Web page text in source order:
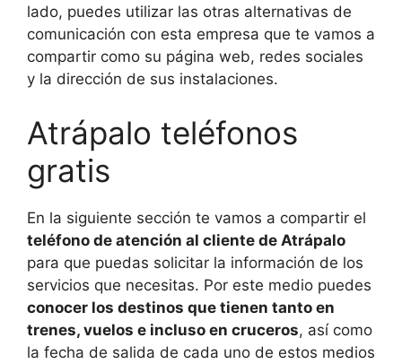
lado, puedes utilizar las otras alternativas de
comunicación con esta empresa que te vamos a
compartir como su página web, redes sociales
y la dirección de sus instalaciones.
Atrápalo teléfonos
gratis
En la siguiente sección te vamos a compartir el
teléfono de atención al cliente de Atrápalo
para que puedas solicitar la información de los
servicios que necesitas. Por este medio puedes
conocer los destinos que tienen tanto en
trenes, vuelos e incluso en cruceros, así como
la fecha de salida de cada uno de estos medios